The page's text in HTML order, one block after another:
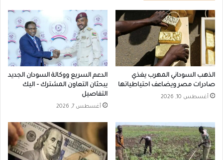
الذهب السوداني المهرب يغذي
صادرات مصر ويضاعف احتياطياتها
أغسطس 10, 2026
الدعم السريع ووكالة السودان الجديد
يبحثان التعاون المشترك – اليك
التفاصيل
أغسطس 7, 2026